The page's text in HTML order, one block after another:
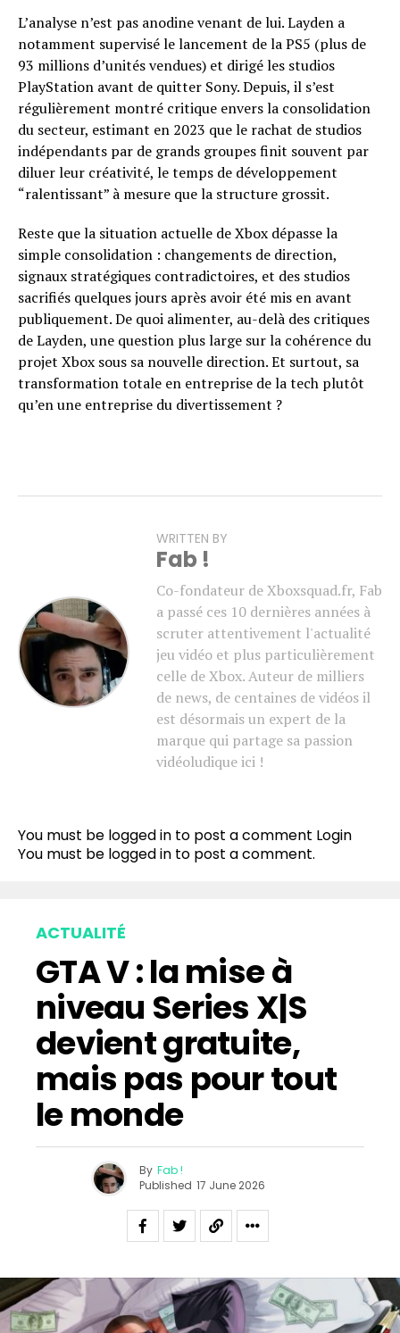
L’analyse n’est pas anodine venant de lui. Layden a
notamment supervisé le lancement de la PS5 (plus de
93 millions d’unités vendues) et dirigé les studios
PlayStation avant de quitter Sony. Depuis, il s’est
régulièrement montré critique envers la consolidation
du secteur, estimant en 2023 que le rachat de studios
indépendants par de grands groupes finit souvent par
diluer leur créativité, le temps de développement
“ralentissant” à mesure que la structure grossit.
Reste que la situation actuelle de Xbox dépasse la
simple consolidation : changements de direction,
signaux stratégiques contradictoires, et des studios
sacrifiés quelques jours après avoir été mis en avant
publiquement. De quoi alimenter, au-delà des critiques
de Layden, une question plus large sur la cohérence du
projet Xbox sous sa nouvelle direction. Et surtout, sa
transformation totale en entreprise de la tech plutôt
qu’en une entreprise du divertissement ?
WRITTEN BY
Fab !
Co-fondateur de Xboxsquad.fr, Fab
a passé ces 10 dernières années à
scruter attentivement l'actualité
jeu vidéo et plus particulièrement
celle de Xbox. Auteur de milliers
de news, de centaines de vidéos il
est désormais un expert de la
marque qui partage sa passion
vidéoludique ici !
You must be logged in to post a comment Login
You must be logged in to post a comment.
ACTUALITÉ
GTA V : la mise à
niveau Series X|S
devient gratuite,
mais pas pour tout
le monde
By Fab !
Published 17 June 2026